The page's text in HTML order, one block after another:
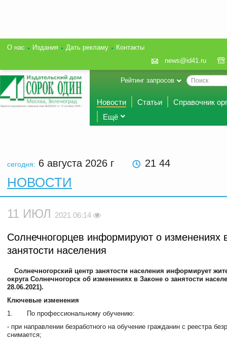
О нас Издания Дать рекламу
Контакты
news@id41.ru
Рейтинг запросов
Новости Статьи
Справочник
Ещё
сегодня: 6 августа 2026 г 21 44
НОВОСТИ
11 ИЮЛ 2021 06:14
Солнечногорцев информируют о изменениях
занятости населения
Солнечногорский центр занятости населения информирует
округа Солнечногорск об изменениях в Законе о занятости
28.06.2021).
Ключевые изменения
1. По профессиональному обучению:
- при направлении безработного на обучение гражданин с реестра
снимается;